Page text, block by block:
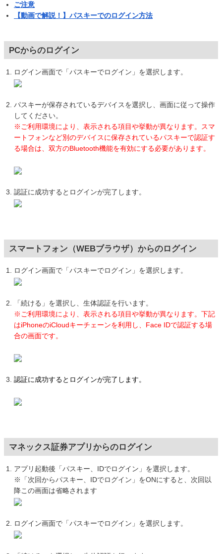
ご注意
【動画で解説！】パスキーでのログイン方法
PCからのログイン
ログイン画面で「パスキーでログイン」を選択します。
パスキーが保存されているデバイスを選択し、画面に従って操作
してください。
※ご利用環境により、表示される項目や挙動が異なります。スマ
ートフォンなど別のデバイスに保存されているパスキーで認証す
る場合は、双方のBluetooth機能を有効にする必要があります。
認証に成功するとログインが完了します。
スマートフォン（WEBブラウザ）からのログイン
ログイン画面で「パスキーでログイン」を選択します。
「続ける」を選択し、生体認証を行います。
※ご利用環境により、表示される項目や挙動が異なります。下記
はiPhoneのiCloudキーチェーンを利用し、Face IDで認証する場
合の画面です。
認証に成功するとログインが完了します。
マネックス証券アプリからのログイン
アプリ起動後「パスキー、IDでログイン」を選択します。
※「次回からパスキー、IDでログイン」をONにすると、次回以
降この画面は省略されます
ログイン画面で「パスキーでログイン」を選択します。